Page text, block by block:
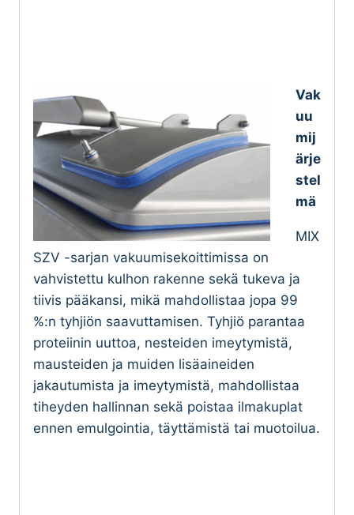
Vak
uu
mij
ärje
stel
mä
MIX
SZV -sarjan vakuumisekoittimissa on
vahvistettu kulhon rakenne sekä tukeva ja
tiivis pääkansi, mikä mahdollistaa jopa 99
%:n tyhjiön saavuttamisen. Tyhjiö parantaa
proteiinin uuttoa, nesteiden imeytymistä,
mausteiden ja muiden lisäaineiden
jakautumista ja imeytymistä, mahdollistaa
tiheyden hallinnan sekä poistaa ilmakuplat
ennen emulgointia, täyttämistä tai muotoilua.